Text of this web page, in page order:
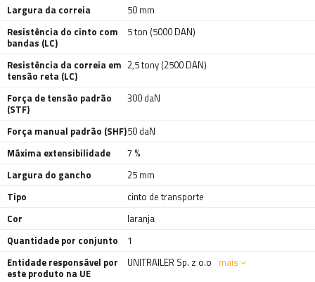
Largura da correia
50 mm
Resistência do cinto com
bandas (LC)
5 ton (5000 DAN)
Resistência da correia em
tensão reta (LC)
2,5 tony (2500 DAN)
Força de tensão padrão
(STF)
300 daN
Força manual padrão (SHF)50 daN
Máxima extensibilidade
7 %
Largura do gancho
25 mm
Tipo
cinto de transporte
Cor
laranja
Quantidade por conjunto
1
Entidade responsável por
este produto na UE
UNITRAILER Sp. z o.o mais